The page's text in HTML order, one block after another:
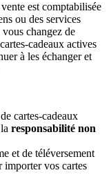
est comptabilisée
ou des services
changez de
cadeaux actives
à les échanger et
cartes-cadeaux
responsabilité non
et de téléversement
importer vos cartes